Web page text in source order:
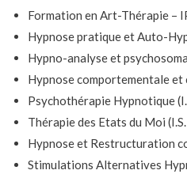
Formation en Art-Thérapie –
Hypnose pratique et Auto-
Hypno-analyse et
Hypnose comportementale et
Psychothérapie Hypnotique
Thérapie des Etats du Moi
Hypnose et Restructuration
Stimulations Alternatives